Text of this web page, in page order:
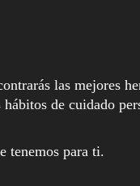
las mejores
de cuidado
tenemos para ti.